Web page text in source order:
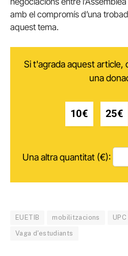
amb el compromís d’una
aquest tema.
Si t'agrada aquest article,
una
10€ 25€
Una altra quantitat (€):
EUETIB mobilitzacions UPC
Vaga d'estudiants